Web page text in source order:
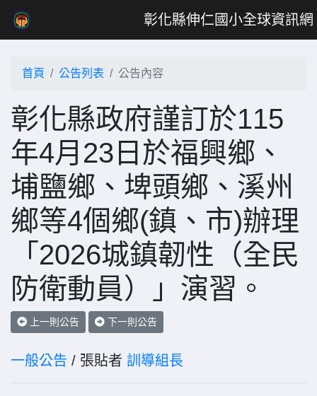
彰化縣伸仁國小全球資訊網
首頁 公告列表 公告內容
彰化縣政府謹訂於115
年4月23日於福興鄉、
埔鹽鄉、埤頭鄉、溪州
鄉等4個鄉(鎮、市)辦理
「2026城鎮韌性（全民
防衛動員）」演習。
上一則公告 下一則公告
一般公告 / 張貼者 訓導組長